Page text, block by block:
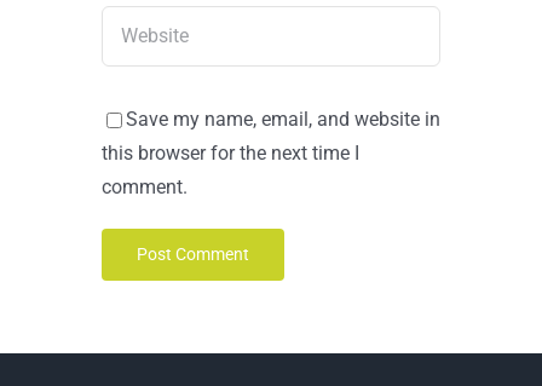
Save my name, email, and website in
this browser for the next time I
comment.